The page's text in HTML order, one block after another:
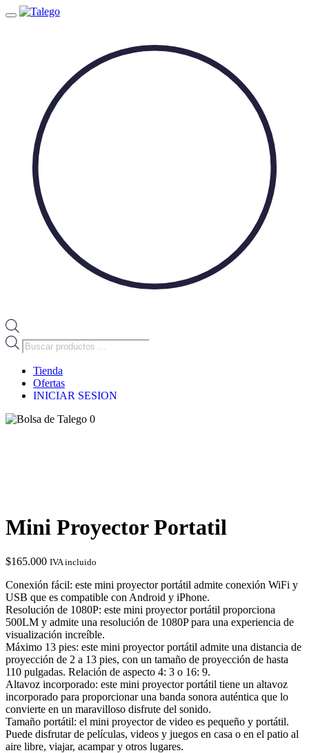
Búsqueda
de
productos
Tienda
Ofertas
INICIAR SESION
0
Mini Proyector Portatil
$165.000 IVA incluido
Conexión fácil: este mini proyector portátil admite conexión WiFi y
USB que es compatible con Android y iPhone.
Resolución de 1080P: este mini proyector portátil proporciona
500LM y admite una resolución de 1080P para una experiencia de
visualización increíble.
Máximo 13 pies: este mini proyector portátil admite una distancia de
proyección de 2 a 13 pies, con un tamaño de proyección de hasta
110 pulgadas. Relación de aspecto 4: 3 o 16: 9.
Altavoz incorporado: este mini proyector portátil tiene un altavoz
incorporado para proporcionar una banda sonora auténtica que lo
convierte en un maravilloso disfrute del sonido.
Tamaño portátil: el mini proyector de video es pequeño y portátil.
Puede disfrutar de películas, videos y juegos en casa o en el patio al
aire libre, viajar, acampar y otros lugares.